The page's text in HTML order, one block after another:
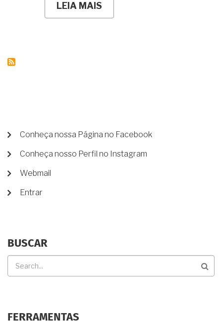
LEIA MAIS
MEU
MENU
CONTA
DE
Conheça nossa Página no Facebook
Conheça nosso Perfil no Instagram
Webmail
Entrar
BUSCAR
FERRAMENTAS